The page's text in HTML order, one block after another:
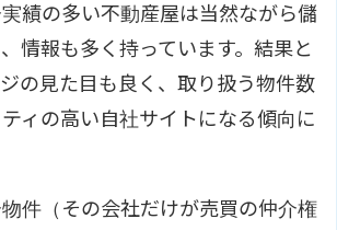
績の多い不動産屋は当然ながら儲
情報も多く持っています。結果と
の見た目も良く、取り扱う物件数
ィの高い自社サイトになる傾向に
件（その会社だけが売買の仲介権